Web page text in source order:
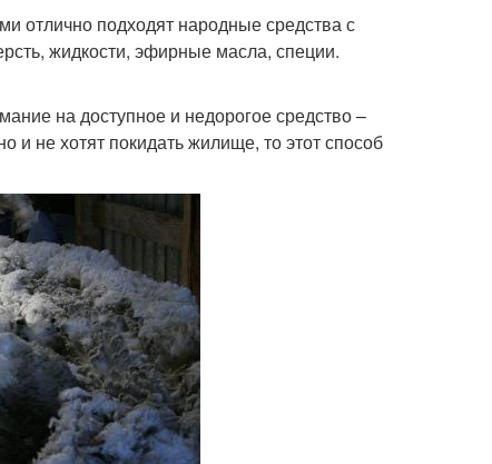
отлично подходят народные средства с
жидкости, эфирные масла, специи.
на доступное и недорогое средство –
и не хотят покидать жилище, то этот способ